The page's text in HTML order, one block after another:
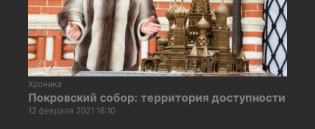
Хроника
Покровский собор: территория доступности
12 февраля 2021 16:10